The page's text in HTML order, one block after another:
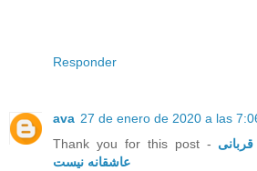
Responder
ava 27 de enero de 2020 a las
Thank you for this post -
عاشقانه نیست